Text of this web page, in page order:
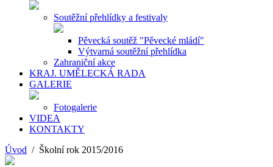
Soutěžní přehlídky a festivaly
Pěvecká soutěž "Pěvecké mládí"
Výtvarná soutěžní přehlídka
Zahraniční akce
KRAJ. UMĚLECKÁ RADA
GALERIE
Fotogalerie
VIDEA
KONTAKTY
Úvod / Školní rok 2015/2016